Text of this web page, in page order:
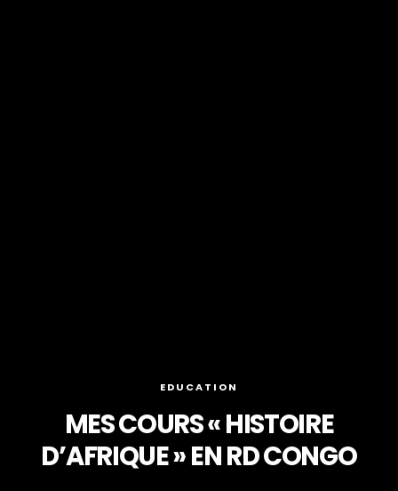
EDUCATION
MES COURS « HISTOIRE
D’AFRIQUE » EN RD CONGO